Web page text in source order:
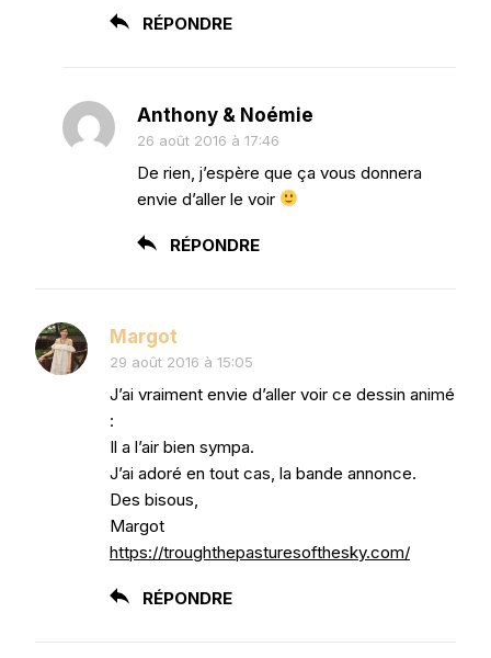
RÉPONDRE
Anthony & Noémie
26 août 2016 à 17:46
De rien, j’espère que ça vous donnera
envie d’aller le voir
RÉPONDRE
Margot
29 août 2016 à 15:05
J’ai vraiment envie d’aller voir ce dessin animé
:
Il a l’air bien sympa.
J’ai adoré en tout cas, la bande annonce.
Des bisous,
Margot
https://troughthepasturesofthesky.com/
RÉPONDRE